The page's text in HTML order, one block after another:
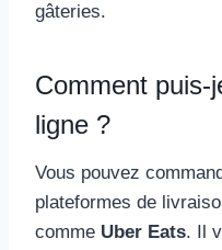
gâteries.
Comment puis-
ligne ?
Vous pouvez
plateformes de
comme Uber Eats. Il